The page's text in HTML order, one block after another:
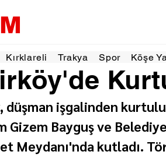
Kırklareli Trakya Spor Köşe
12 Kas 20251 dakikada okunur
düşman işgalinden
Gizem Bayguş ve
Meydanı'nda kutladı.